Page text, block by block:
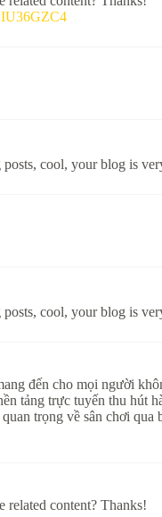
cool, your blog is
cool, your blog is
đến cho mọi người
tảng trực tuyến thu hút
trọng về sân chơi qua
related content? Thanks!